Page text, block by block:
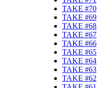
TAKE #70
TAKE #69
TAKE #68
TAKE #67
TAKE #66
TAKE #65
TAKE #64
TAKE #63
TAKE #62